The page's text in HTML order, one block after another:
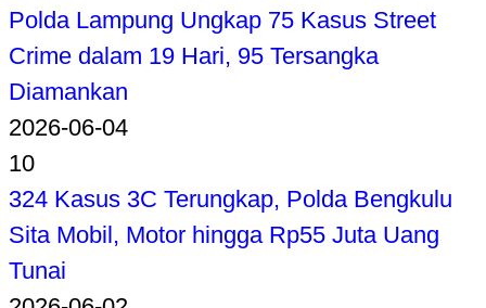
Polda Lampung Ungkap 75 Kasus Street
Crime dalam 19 Hari, 95 Tersangka
Diamankan
2026-06-04
10
324 Kasus 3C Terungkap, Polda Bengkulu
Sita Mobil, Motor hingga Rp55 Juta Uang
Tunai